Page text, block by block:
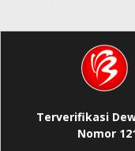
Terverifikasi
Nomor